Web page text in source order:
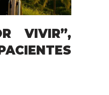
VIVIR”,